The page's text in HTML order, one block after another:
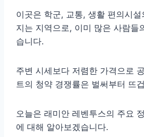
이곳은 학군, 교통, 생활 편의시
지는 지역으로, 이미 많은 사람들
습니다.
주변 시세보다 저렴한 가격으로
트의 청약 경쟁률은 벌써부터 뜨
오늘은 래미안 레벤투스의 주요
에 대해 알아보겠습니다.